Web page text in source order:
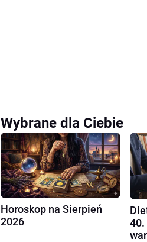
Wybrane dla Ciebie
Horoskop na Sierpień
2026
40.